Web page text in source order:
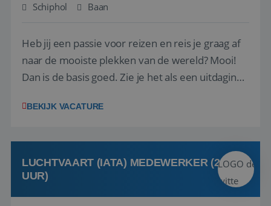
Schiphol Baan
Heb jij een passie voor reizen en reis je graag af
naar de mooiste plekken van de wereld? Mooi!
Dan is de basis goed. Zie je het als een uitdaging
het samenstellen en boeken van de perfecte
deze onderdelen zijn nu samen gevoegd...
BEKIJK VACATURE
LUCHTVAART (IATA) MEDEWERKER (24-32
UUR)